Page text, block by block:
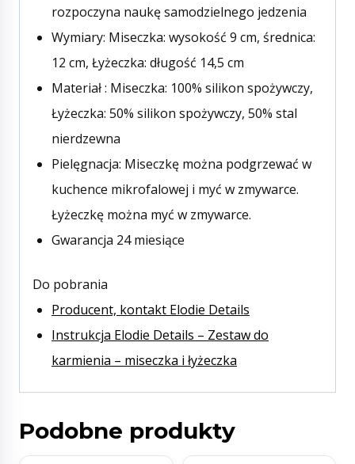
rozpoczyna naukę samodzielnego jedzenia
Wymiary: Miseczka: wysokość 9 cm, średnica:
12 cm, Łyżeczka: długość 14,5 cm
Materiał : Miseczka: 100% silikon spożywczy,
Łyżeczka: 50% silikon spożywczy, 50% stal
nierdzewna
Pielęgnacja: Miseczkę można podgrzewać w
kuchence mikrofalowej i myć w zmywarce.
Łyżeczkę można myć w zmywarce.
Gwarancja 24 miesiące
Do pobrania
Producent, kontakt Elodie Details
Instrukcja Elodie Details – Zestaw do
karmienia – miseczka i łyżeczka
Podobne produkty